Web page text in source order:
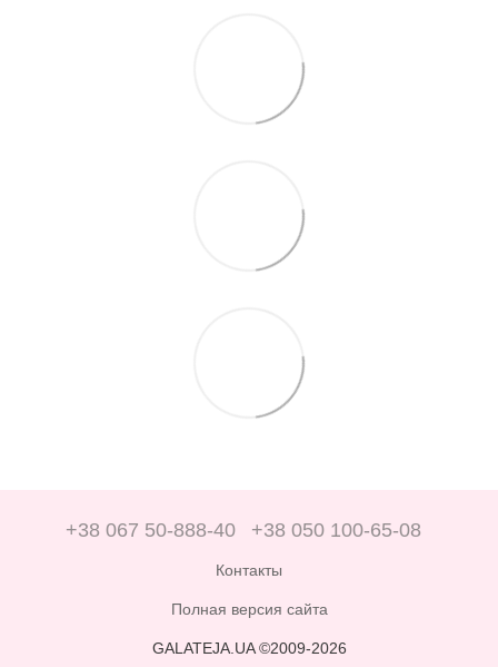
+38 067 50-888-40 +38 050 100-65-08
Контакты
Полная версия сайта
GALATEJA.UA ©2009-2026